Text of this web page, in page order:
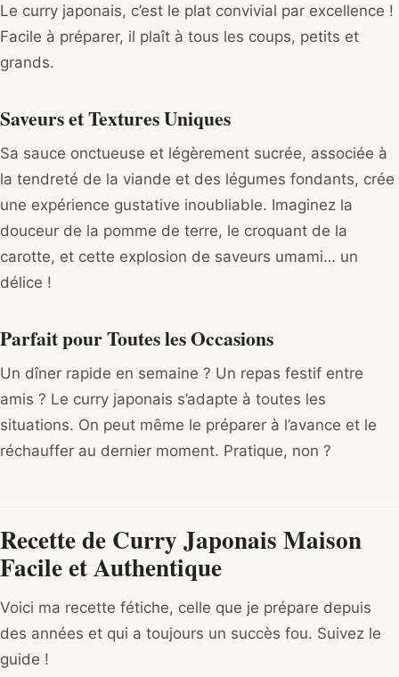
Le curry japonais, c’est le plat convivial par excellence !
Facile à préparer, il plaît à tous les coups, petits et
grands.
Saveurs et Textures Uniques
Sa sauce onctueuse et légèrement sucrée, associée à
la tendreté de la viande et des légumes fondants, crée
une expérience gustative inoubliable. Imaginez la
douceur de la pomme de terre, le croquant de la
carotte, et cette explosion de saveurs umami… un
délice !
Parfait pour Toutes les Occasions
Un dîner rapide en semaine ? Un repas festif entre
amis ? Le curry japonais s’adapte à toutes les
situations. On peut même le préparer à l’avance et le
réchauffer au dernier moment. Pratique, non ?
Recette de Curry Japonais Maison
Facile et Authentique
Voici ma recette fétiche, celle que je prépare depuis
des années et qui a toujours un succès fou. Suivez le
guide !